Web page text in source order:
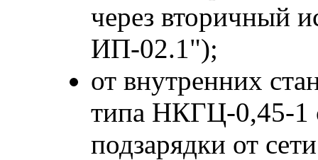
через вторичный
ИП-02.1");
от внутренних
типа НКГЦ-0,45-1
подзарядки от